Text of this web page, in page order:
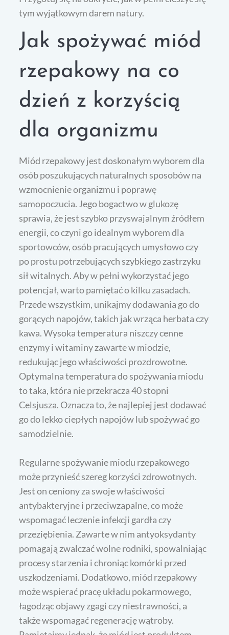
tym wyjątkowym darem natury.
Jak spożywać miód
rzepakowy na co
dzień z korzyścią
dla organizmu
Miód rzepakowy jest doskonałym wyborem dla
osób poszukujących naturalnych sposobów na
wzmocnienie organizmu i poprawę
samopoczucia. Jego bogactwo w glukozę
sprawia, że jest szybko przyswajalnym źródłem
energii, co czyni go idealnym wyborem dla
sportowców, osób pracujących umysłowo czy
po prostu potrzebujących szybkiego zastrzyku
sił witalnych. Aby w pełni wykorzystać jego
potencjał, warto pamiętać o kilku zasadach.
Przede wszystkim, unikajmy dodawania go do
gorących napojów, takich jak wrząca herbata czy
kawa. Wysoka temperatura niszczy cenne
enzymy i witaminy zawarte w miodzie,
redukując jego właściwości prozdrowotne.
Optymalna temperatura do spożywania miodu
to taka, która nie przekracza 40 stopni
Celsjusza. Oznacza to, że najlepiej jest dodawać
go do lekko ciepłych napojów lub spożywać go
samodzielnie.
Regularne spożywanie miodu rzepakowego
może przynieść szereg korzyści zdrowotnych.
Jest on ceniony za swoje właściwości
antybakteryjne i przeciwzapalne, co może
wspomagać leczenie infekcji gardła czy
przeziębienia. Zawarte w nim antyoksydanty
pomagają zwalczać wolne rodniki, spowalniając
procesy starzenia i chroniąc komórki przed
uszkodzeniami. Dodatkowo, miód rzepakowy
może wspierać pracę układu pokarmowego,
łagodząc objawy zgagi czy niestrawności, a
także wspomagać regenerację wątroby.